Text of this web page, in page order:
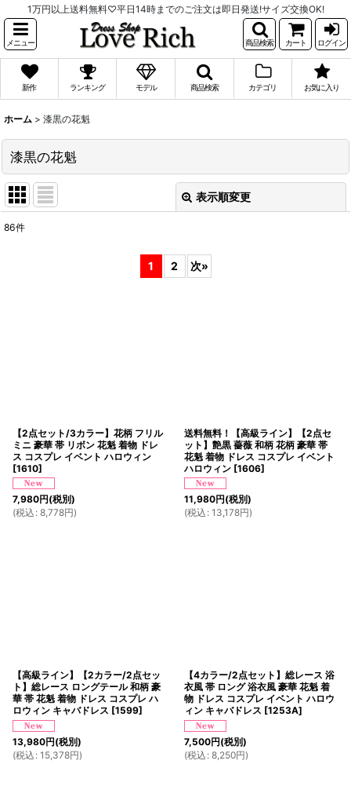
1万円以上送料無料♡平日14時までのご注文は即日発送!サイズ交換OK!
メニュー 商品検索 カート ログイン
新作 ランキング モデル 商品検索 カテゴリ お気に入り
ホーム > 漆黒の花魁
漆黒の花魁
表示順変更
86件
1 2 次»
【2点セット/3カラー】花柄 フリル
ミニ 豪華 帯 リボン 花魁 着物 ドレ
ス コスプレ イベント ハロウィン
[1610]
7,980円(税別)
(税込 : 8,778円)
送料無料！【高級ライン】【2点セ
ット】艶黒 薔薇 和柄 花柄 豪華 帯
花魁 着物 ドレス コスプレ イベント
ハロウィン [1606]
11,980円(税別)
(税込 : 13,178円)
【高級ライン】【2カラー/2点セッ
ト】総レース ロングテール 和柄 豪
華 帯 花魁 着物 ドレス コスプレ ハ
ロウィン キャバドレス [1599]
13,980円(税別)
(税込 : 15,378円)
【4カラー/2点セット】総レース 浴
衣風 帯 ロング 浴衣風 豪華 花魁 着
物 ドレス コスプレ イベント ハロウ
ィン キャバドレス [1253A]
7,500円(税別)
(税込 : 8,250円)